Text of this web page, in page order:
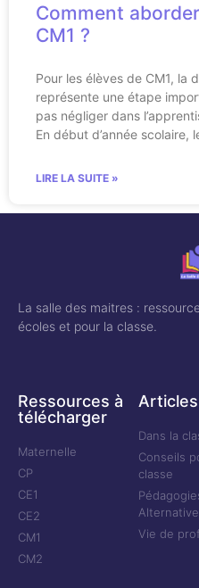
Comment
CM1 ?
Pour les élèves de CM1, la
représente une étape
pas négliger dans
En début d’année scolaire,
LIRE LA SUITE »
La salle des maitres :
écoles et pour la classe.
Ressources à
télécharger
Maternelle
CP
CE1
CE2
CM1
CM2
Articles
Dans la
Conseils
classe
Vie de prof